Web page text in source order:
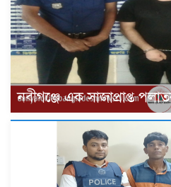
‎নবীগঞ্জে এক সাজাপ্রাপ্ত